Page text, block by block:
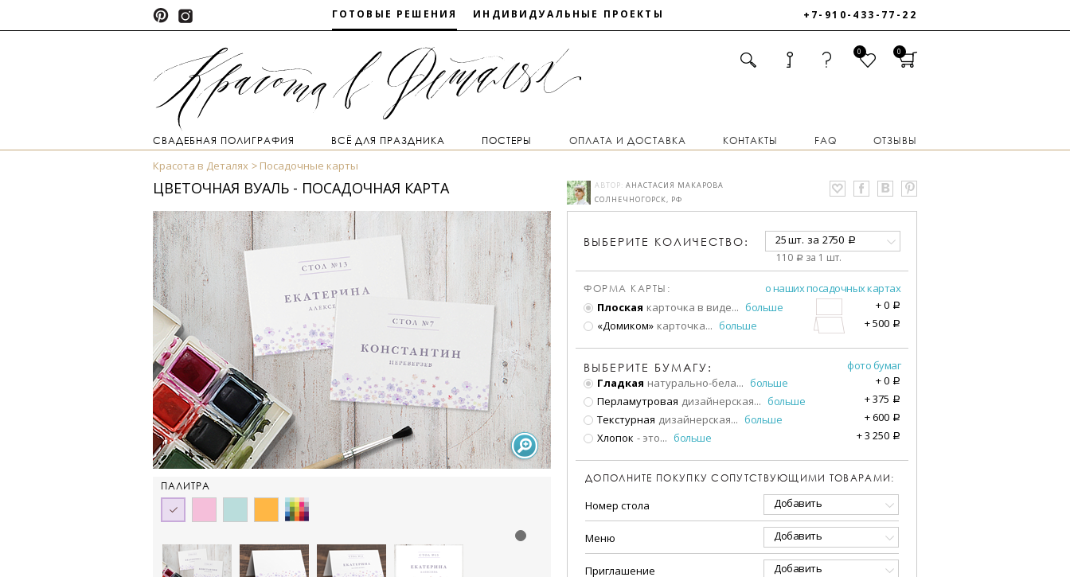
ГОТОВЫЕ РЕШЕНИЯ ИНДИВИДУАЛЬНЫЕ ПРОЕКТЫ +7-910-433-77-22
0 0
СВАДЕБНАЯ ПОЛИГРАФИЯ ВСЁ ДЛЯ ПРАЗДНИКА ПОСТЕРЫ ОПЛАТА И ДОСТАВКА КОНТАКТЫ FAQ ОТЗЫВЫ
Красота в Деталях Посадочные карты
ЦВЕТОЧНАЯ ВУАЛЬ - ПОСАДОЧНАЯ КАРТА
ПАЛИТРА
АВТОР: АНАСТАСИЯ МАКАРОВА
СОЛНЕЧНОГОРСК, РФ
ВЫБЕРИТЕ КОЛИЧЕСТВО: 25 шт. за 2750 a
110 a за 1 шт.
ФОРМА КАРТЫ:
о наших посадочных картах
Плоская карточка в виде... больше +0 a
«Домиком» карточка... больше +500 a
ВЫБЕРИТЕ БУМАГУ:
фото бумаг
Гладкая натурально-бела... больше +0 a
Перламутровая дизайнерская... больше +375 a
Текстурная дизайнерская... больше +600 a
Хлопок - это... больше +3 250 a
ДОПОЛНИТЕ ПОКУПКУ СОПУТСТВУЮЩИМИ ТОВАРАМИ:
Номер стола Добавить
Меню Добавить
Приглашение Добавить